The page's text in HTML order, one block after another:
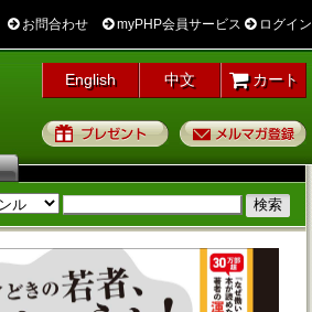
お問合わせ myPHP会員サービス ログイン
English 中文 カート
プレゼント